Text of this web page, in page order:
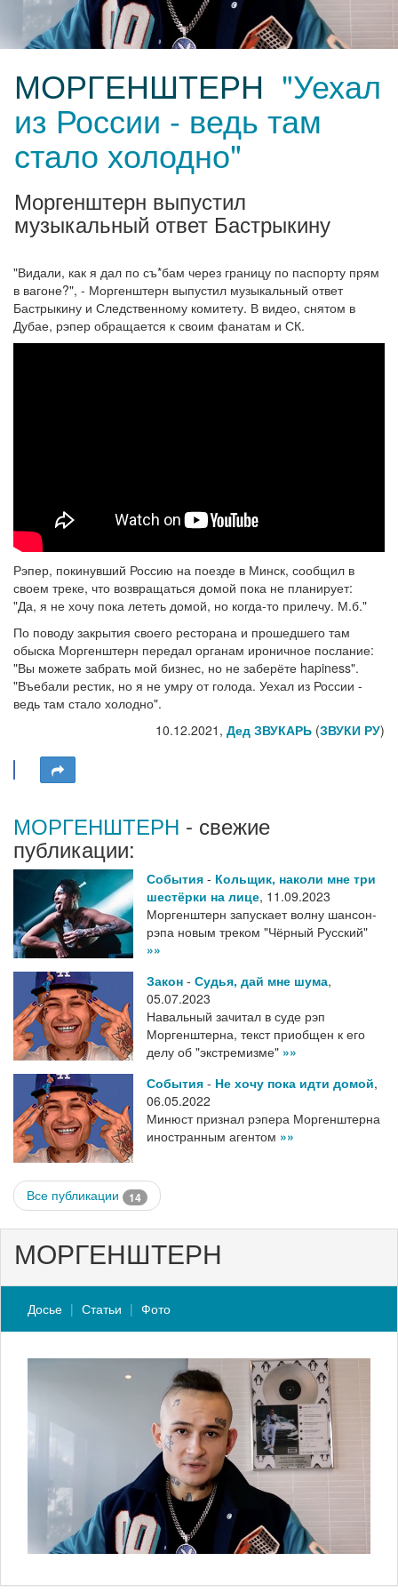
МОРГЕНШТЕРН "Уехал
из России - ведь там
стало холодно"
Моргенштерн выпустил
музыкальный ответ Бастрыкину
"Видали, как я дал по съ*бам через границу по паспорту прям
в вагоне?", - Моргенштерн выпустил музыкальный ответ
Бастрыкину и Следственному комитету. В видео, снятом в
Дубае, рэпер обращается к своим фанатам и СК.
Рэпер, покинувший Россию на поезде в Минск, сообщил в
своем треке, что возвращаться домой пока не планирует:
"Да, я не хочу пока лететь домой, но когда-то прилечу. М.б."
По поводу закрытия своего ресторана и прошедшего там
обыска Моргенштерн передал органам ироничное послание:
"Вы можете забрать мой бизнес, но не заберёте hapiness".
"Въебали рестик, но я не умру от голода. Уехал из России -
ведь там стало холодно".
10.12.2021, Дед ЗВУКАРЬ (ЗВУКИ РУ)
МОРГЕНШТЕРН - свежие
публикации:
События - Кольщик, наколи мне три
шестёрки на лице, 11.09.2023
Моргенштерн запускает волну шансон-
рэпа новым треком "Чёрный Русский"
»»
Закон - Судья, дай мне шума,
05.07.2023
Навальный зачитал в суде рэп
Моргенштерна, текст приобщен к его
делу об "экстремизме" »»
События - Не хочу пока идти домой,
06.05.2022
Минюст признал рэпера Моргенштерна
иностранным агентом »»
Все публикации 14
МОРГЕНШТЕРН
Досье Статьи Фото